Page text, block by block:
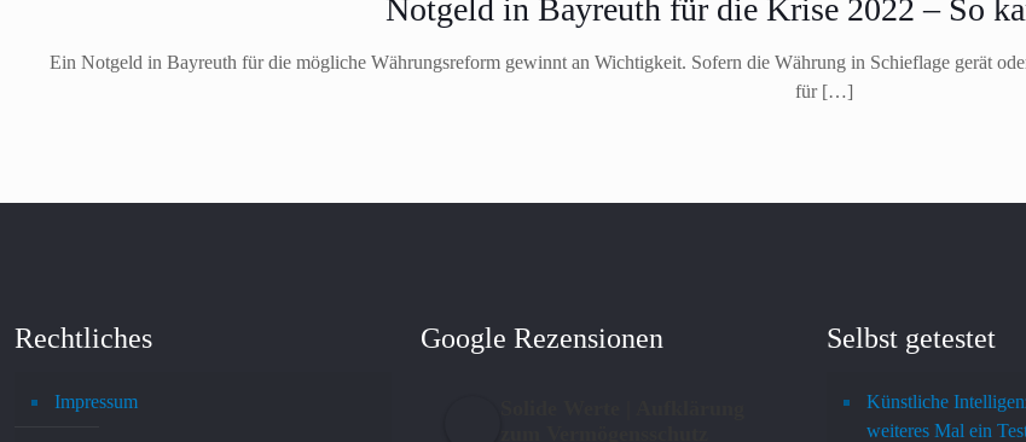
Notgeld in Bayreuth für die Krise 2022 – So
Ein Notgeld in Bayreuth für die mögliche Währungsreform gewinnt an Wichtigkeit. Sofern die Währung in Schieflage gerät
für[…]
Rechtliches
Impressum
Google Rezensionen Selbst getestet
Künstliche
weiteres Mal ein